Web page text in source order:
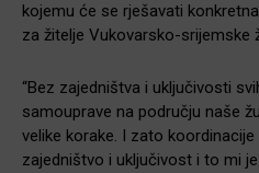
kojemu će se rješavati
za žitelje Vukovarsko-srijemske
“Bez zajedništva i uključivosti
samouprave na području naše
velike korake. I zato
zajedništvo i uključivost i to mi